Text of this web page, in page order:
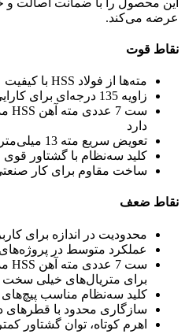
عرضه می‌کند.
نقاط قوت
مته‌ها از فولاد HSS با کیفیت
زاویه 135 درجه‌ای برای کارایی بهتر
دارد
تعویض سریع مته 13 میلی‌متری
کلید سه‌نظام با گشتاور قوی
ساخت مقاوم برای کار
نقاط ضعف
محدودیت در اندازه برای
عملکرد متوسط در
برای متریال‌های خیلی سخت
کلید سه‌نظام مناسب
سازگاری محدود با قطرهای
اهرم کوتاه، توان گشتاور کمتر